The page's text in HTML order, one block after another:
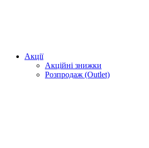
Акції
Акційні знижки
Розпродаж (Outlet)